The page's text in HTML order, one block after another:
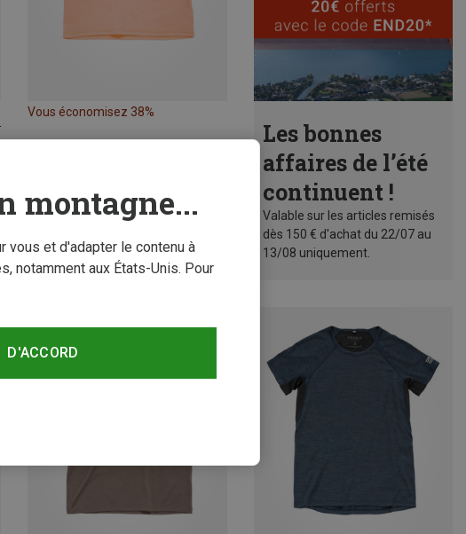
Vous économisez 38%
Les bonnes
affaires de l’été
continuent !
Valable sur les articles remisés
dès 150 € d'achat du 22/07 au
13/08 uniquement.
montagne...
vous et d'adapter le contenu à
notamment aux États-Unis. Pour
D'ACCORD